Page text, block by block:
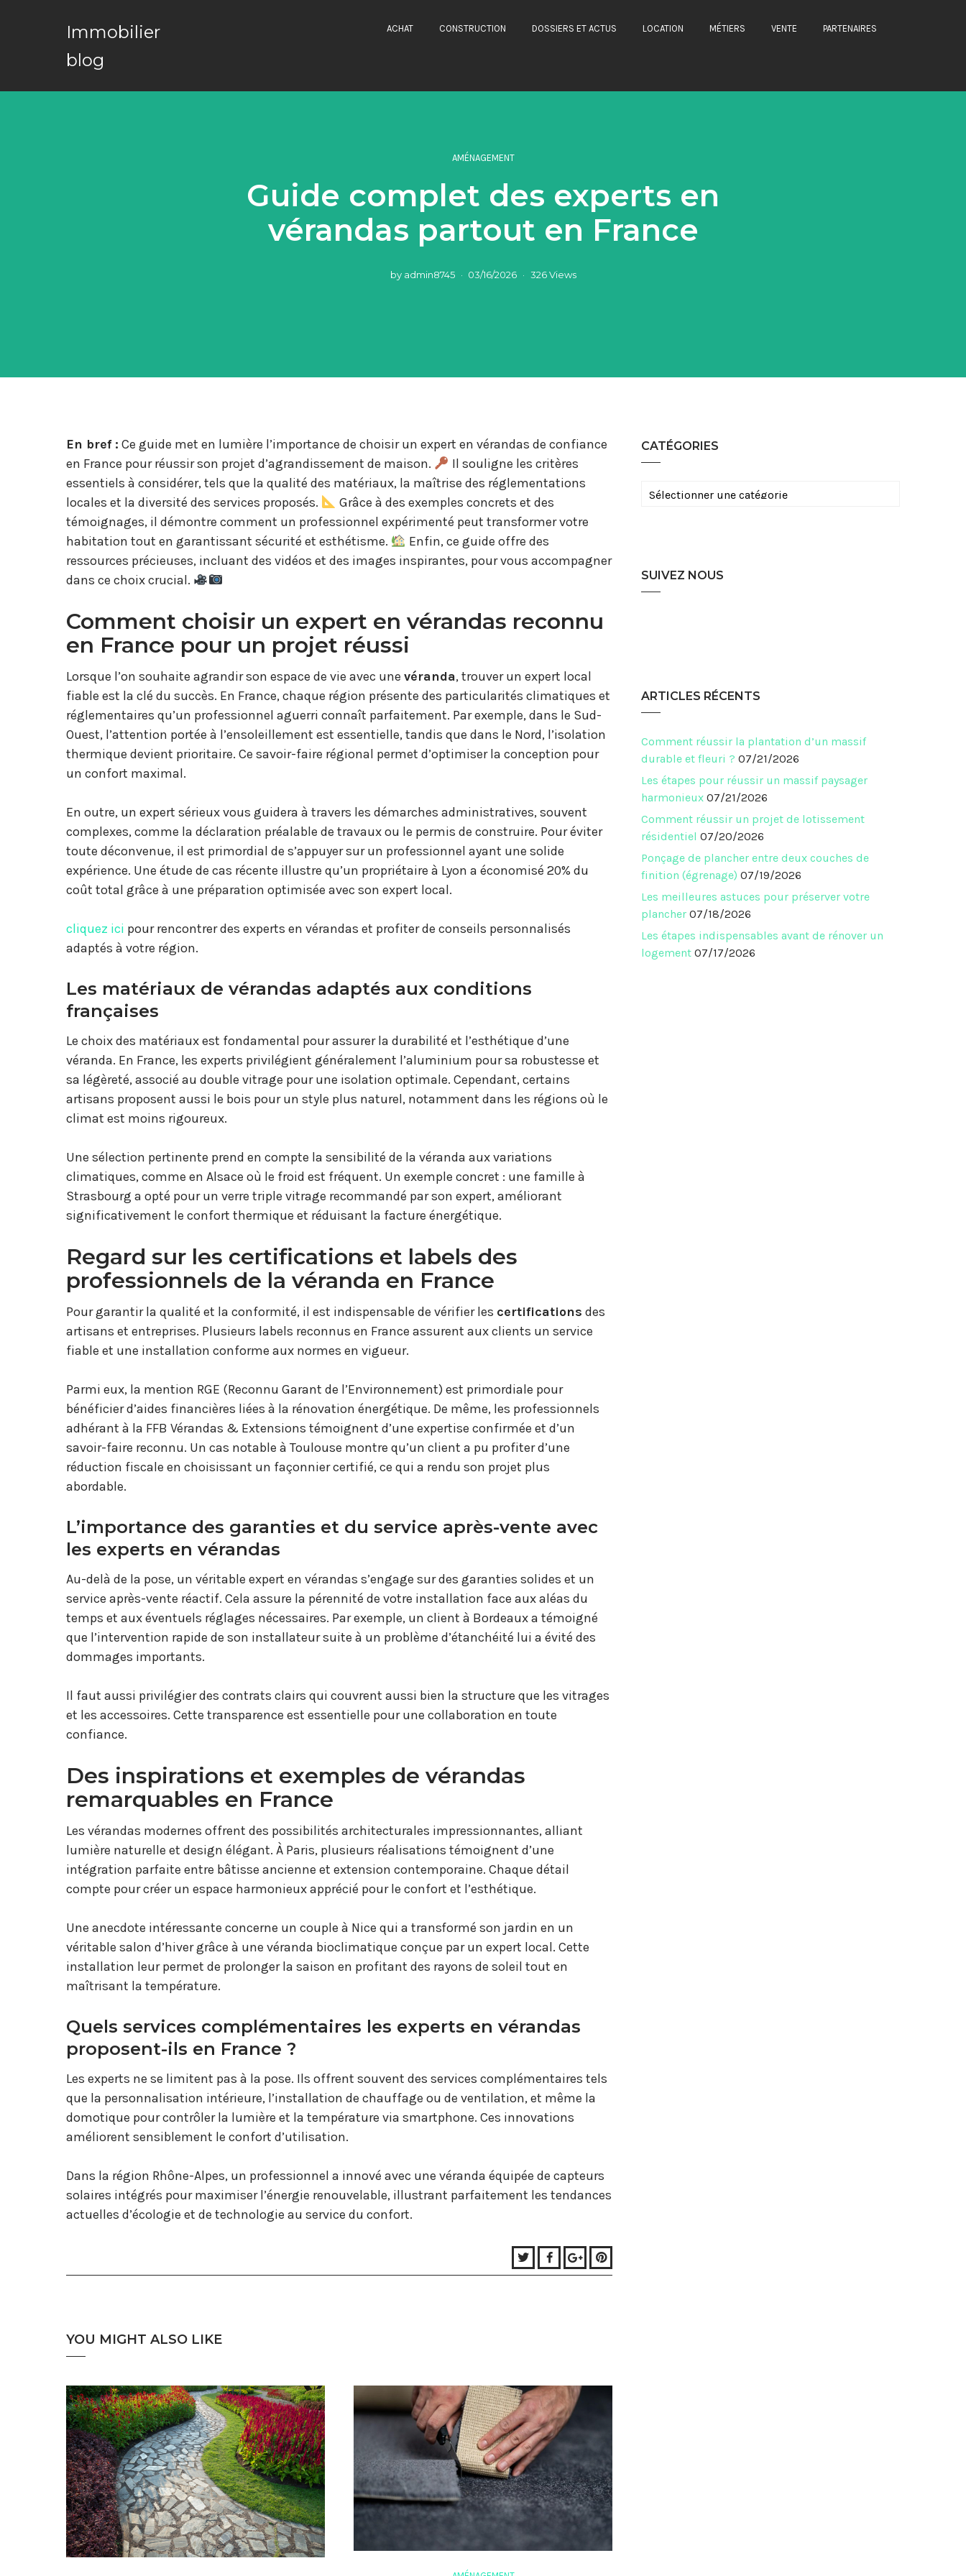
Immobilier
blog
ACHAT CONSTRUCTION DOSSIERS ET ACTUS LOCATION MÉTIERS VENTE PARTENAIRES
AMÉNAGEMENT
Guide complet des experts en
vérandas partout en France
by admin8745 03/16/2026 326 Views
En bref : Ce guide met en lumière l’importance de choisir un expert en vérandas de confiance
en France pour réussir son projet d’agrandissement de maison.
Il souligne les critères
essentiels à considérer, tels que la qualité des matériaux, la maîtrise des réglementations
locales et la diversité des services proposés.
Grâce à des exemples concrets et des
témoignages, il démontre comment un professionnel expérimenté peut transformer votre
habitation tout en garantissant sécurité et esthétisme.
Enfin, ce guide offre des
ressources précieuses, incluant des vidéos et des images inspirantes, pour vous accompagner
dans ce choix crucial.
Comment choisir un expert en vérandas reconnu
en France pour un projet réussi
Lorsque l’on souhaite agrandir son espace de vie avec une véranda, trouver un expert local
fiable est la clé du succès. En France, chaque région présente des particularités climatiques et
réglementaires qu’un professionnel aguerri connaît parfaitement. Par exemple, dans le Sud-
Ouest, l’attention portée à l’ensoleillement est essentielle, tandis que dans le Nord, l’isolation
thermique devient prioritaire. Ce savoir-faire régional permet d’optimiser la conception pour
un confort maximal.
En outre, un expert sérieux vous guidera à travers les démarches administratives, souvent
complexes, comme la déclaration préalable de travaux ou le permis de construire. Pour éviter
toute déconvenue, il est primordial de s’appuyer sur un professionnel ayant une solide
expérience. Une étude de cas récente illustre qu’un propriétaire à Lyon a économisé 20% du
coût total grâce à une préparation optimisée avec son expert local.
cliquez ici pour rencontrer des experts en vérandas et profiter de conseils personnalisés
adaptés à votre région.
Les matériaux de vérandas adaptés aux conditions
françaises
Le choix des matériaux est fondamental pour assurer la durabilité et l’esthétique d’une
véranda. En France, les experts privilégient généralement l’aluminium pour sa robustesse et
sa légèreté, associé au double vitrage pour une isolation optimale. Cependant, certains
artisans proposent aussi le bois pour un style plus naturel, notamment dans les régions où le
climat est moins rigoureux.
Une sélection pertinente prend en compte la sensibilité de la véranda aux variations
climatiques, comme en Alsace où le froid est fréquent. Un exemple concret : une famille à
Strasbourg a opté pour un verre triple vitrage recommandé par son expert, améliorant
significativement le confort thermique et réduisant la facture énergétique.
Regard sur les certifications et labels des
professionnels de la véranda en France
Pour garantir la qualité et la conformité, il est indispensable de vérifier les certifications des
artisans et entreprises. Plusieurs labels reconnus en France assurent aux clients un service
fiable et une installation conforme aux normes en vigueur.
Parmi eux, la mention RGE (Reconnu Garant de l’Environnement) est primordiale pour
bénéficier d’aides financières liées à la rénovation énergétique. De même, les professionnels
adhérant à la FFB Vérandas & Extensions témoignent d’une expertise confirmée et d’un
savoir-faire reconnu. Un cas notable à Toulouse montre qu’un client a pu profiter d’une
réduction fiscale en choisissant un façonnier certifié, ce qui a rendu son projet plus
abordable.
L’importance des garanties et du service après-vente avec
les experts en vérandas
Au-delà de la pose, un véritable expert en vérandas s’engage sur des garanties solides et un
service après-vente réactif. Cela assure la pérennité de votre installation face aux aléas du
temps et aux éventuels réglages nécessaires. Par exemple, un client à Bordeaux a témoigné
que l’intervention rapide de son installateur suite à un problème d’étanchéité lui a évité des
dommages importants.
Il faut aussi privilégier des contrats clairs qui couvrent aussi bien la structure que les vitrages
et les accessoires. Cette transparence est essentielle pour une collaboration en toute
confiance.
Des inspirations et exemples de vérandas
remarquables en France
Les vérandas modernes offrent des possibilités architecturales impressionnantes, alliant
lumière naturelle et design élégant. À Paris, plusieurs réalisations témoignent d’une
intégration parfaite entre bâtisse ancienne et extension contemporaine. Chaque détail
compte pour créer un espace harmonieux apprécié pour le confort et l’esthétique.
Une anecdote intéressante concerne un couple à Nice qui a transformé son jardin en un
véritable salon d’hiver grâce à une véranda bioclimatique conçue par un expert local. Cette
installation leur permet de prolonger la saison en profitant des rayons de soleil tout en
maîtrisant la température.
Quels services complémentaires les experts en vérandas
proposent-ils en France ?
Les experts ne se limitent pas à la pose. Ils offrent souvent des services complémentaires tels
que la personnalisation intérieure, l’installation de chauffage ou de ventilation, et même la
domotique pour contrôler la lumière et la température via smartphone. Ces innovations
améliorent sensiblement le confort d’utilisation.
Dans la région Rhône-Alpes, un professionnel a innové avec une véranda équipée de capteurs
solaires intégrés pour maximiser l’énergie renouvelable, illustrant parfaitement les tendances
actuelles d’écologie et de technologie au service du confort.
TwitterFacebook
Google+Pinterest
YOU MIGHT ALSO LIKE
CATÉGORIES
Catégories
SUIVEZ NOUS
ARTICLES RÉCENTS
Comment réussir la plantation d’un massif
durable et fleuri ? 07/21/2026
Les étapes pour réussir un massif paysager
harmonieux 07/21/2026
Comment réussir un projet de lotissement
résidentiel 07/20/2026
Ponçage de plancher entre deux couches de
finition (égrenage) 07/19/2026
Les meilleures astuces pour préserver votre
plancher 07/18/2026
Les étapes indispensables avant de rénover un
logement 07/17/2026